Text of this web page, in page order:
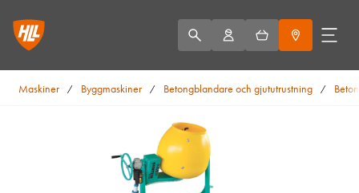
Maskiner / Byggmaskiner / Betongblandare och gjututrustning /